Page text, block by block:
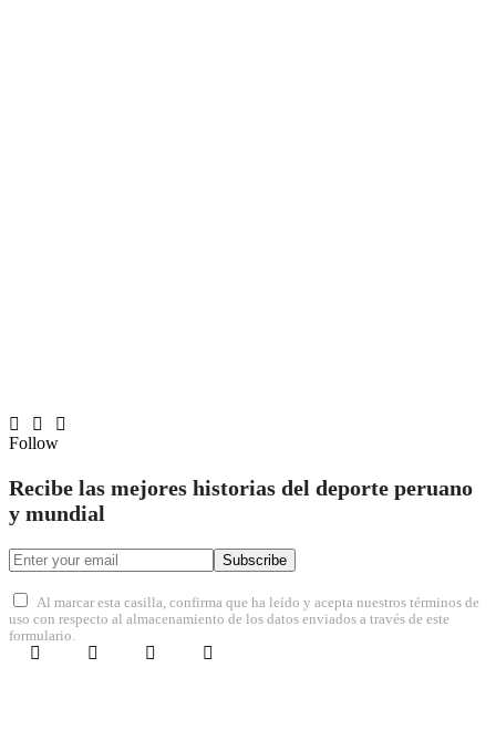
Follow
Recibe las mejores historias del deporte peruano
y mundial
Subscribe
Al marcar esta casilla, confirma que ha leído y acepta nuestros términos de
uso con respecto al almacenamiento de los datos enviados a través de este
formulario.